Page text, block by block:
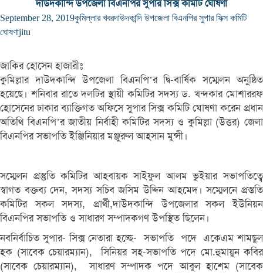
দাউদকান্দি উপজেলা বিএনপির সুপার সিক্স কমিটি ঘোষণা
September 28, 2019কুমিল্লার খবরদাউদকান্দি উপজেলা বিএনপির সুপার সিক্স কমিটি
ঘোষণাjitu
জাকির হোসেন হাজারীঃ
কুমিল্লার দাউদকান্দি উপজেলা বিএনপি’র দ্বি-বার্ষিক সম্মেলন অনুষ্ঠিত
হয়েছে। শনিবার রাতে দলটির স্থায়ী কমিটির সদস্য ড. খন্দকার মোশাররফ
হোসেনের ঢাকার ব্যাক্তিগত অফিসে সুপার সিক্স কমিটি ঘোষণা করেন প্রধান
অতিথি বিএনপি’র জাতীয় নির্বাহী কমিটির সদস্য ও কুমিল্লা (উত্তর) জেলা
বিএনপির সভাপতি ইঞ্জিনিয়ার মঞ্জুরুল আহসান মুন্সী।
সম্মেলন প্রস্তুতি কমিটির আহবায়ক সাইফুল আলম ভুইয়ার সভাপতিত্বে
স্বাগত বক্তব্য দেন, সদস্য সচিব জসিম উদ্দিন আহমেদ। সম্মেলনে প্রস্ততি
কমিটির সকল সদস্য, প্রার্থী,দাউদকান্দি উপজেলার সকল ইউনিয়ন
বিএনপির সভাপতি ও সাধারণ সম্পাদকগণ উপস্থিত ছিলেন।
নবনির্বাচিত সুপার- সিক্স নেতারা হচ্ছে- সভাপতি পদে একেএম শামছুল
হক (সাবেক চেয়ারম্যান), সিনিয়র সহ-সভাপতি পদে মো.হুমায়ুন কবির
(সাবেক চেয়ারম্যান), সাধারণ সম্পাদক পদে আবুল হাশেম (সাবেক